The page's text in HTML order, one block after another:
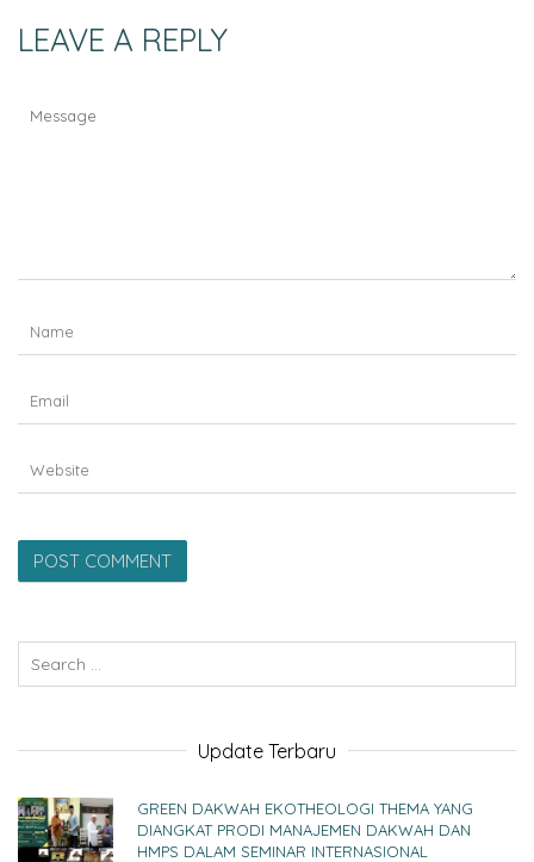
LEAVE A REPLY
Update Terbaru
GREEN DAKWAH EKOTHEOLOGI THEMA YANG
DIANGKAT PRODI MANAJEMEN DAKWAH DAN
HMPS DALAM SEMINAR INTERNASIONAL